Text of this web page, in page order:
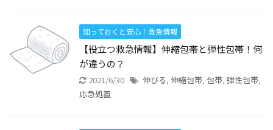
知っておくと安心！救急情報
【役立つ救急情報】伸縮包帯と弾性包帯！何
が違うの？
2021/6/30 伸びる, 伸縮包帯, 包帯, 弾性包帯,
応急処置